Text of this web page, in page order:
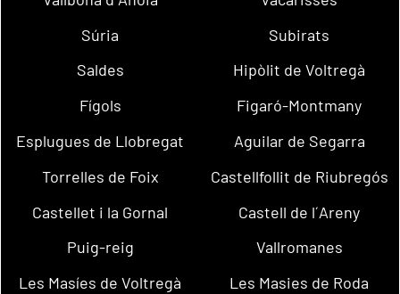
Súria
Subirats
Saldes
Hipòlit de Voltregà
Fígols
Figaró-Montmany
Esplugues de Llobregat
Aguilar de Segarra
Torrelles de Foix
Castellfollit de Riubregós
Castellet i la Gornal
Castell de l´Areny
Puig-reig
Vallromanes
Les Masíes de Voltregà
Les Masies de Roda